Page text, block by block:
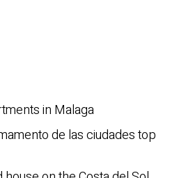
in Malaga
de las ciudades top